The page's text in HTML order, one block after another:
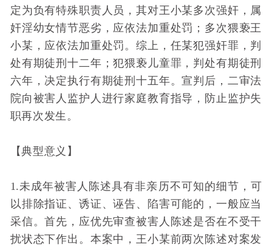
定为负有特殊职责人员，其对王小某多次强奸，属
奸淫幼女情节恶劣，应依法加重处罚；多次猥亵王
小某，应依法加重处罚。综上，任某犯强奸罪，判
处有期徒刑十二年；犯猥亵儿童罪，判处有期徒刑
六年，决定执行有期徒刑十五年。宣判后，二审法
院向被害人监护人进行家庭教育指导，防止监护失
职再次发生。
【典型意义】
1.未成年被害人陈述具有非亲历不可知的细节，可
以排除指证、诱证、诬告、陷害可能的，一般应当
采信。首先，应优先审查被害人陈述是否在不受干
扰状态下作出。本案中，王小某前两次陈述对案发